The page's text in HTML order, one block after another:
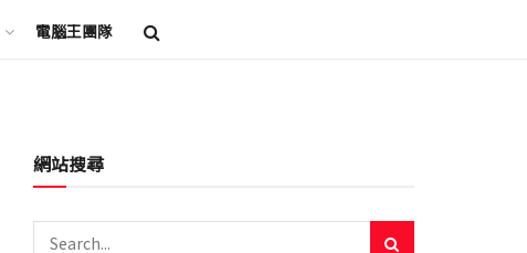
電腦王團隊
網站搜尋